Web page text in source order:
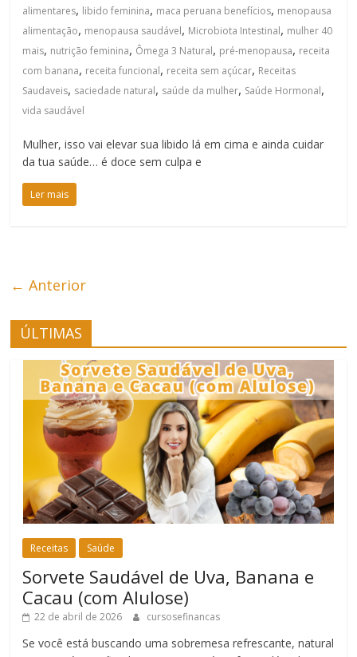
alimentares, libido feminina, maca peruana benefícios, menopausa
alimentação, menopausa saudável, Microbiota Intestinal, mulher 40
mais, nutrição feminina, Ômega 3 Natural, pré-menopausa, receita
com banana, receita funcional, receita sem açúcar, Receitas
Saudaveis, saciedade natural, saúde da mulher, Saúde Hormonal,
vida saudável
Mulher, isso vai elevar sua libido lá em cima e ainda cuidar
da tua saúde… é doce sem culpa e
Ler mais
← Anterior
ÚLTIMAS
Receitas Saúde
Sorvete Saudável de Uva, Banana e
Cacau (com Alulose)
22 de abril de 2026 cursosefinancas
Se você está buscando uma sobremesa refrescante, natural